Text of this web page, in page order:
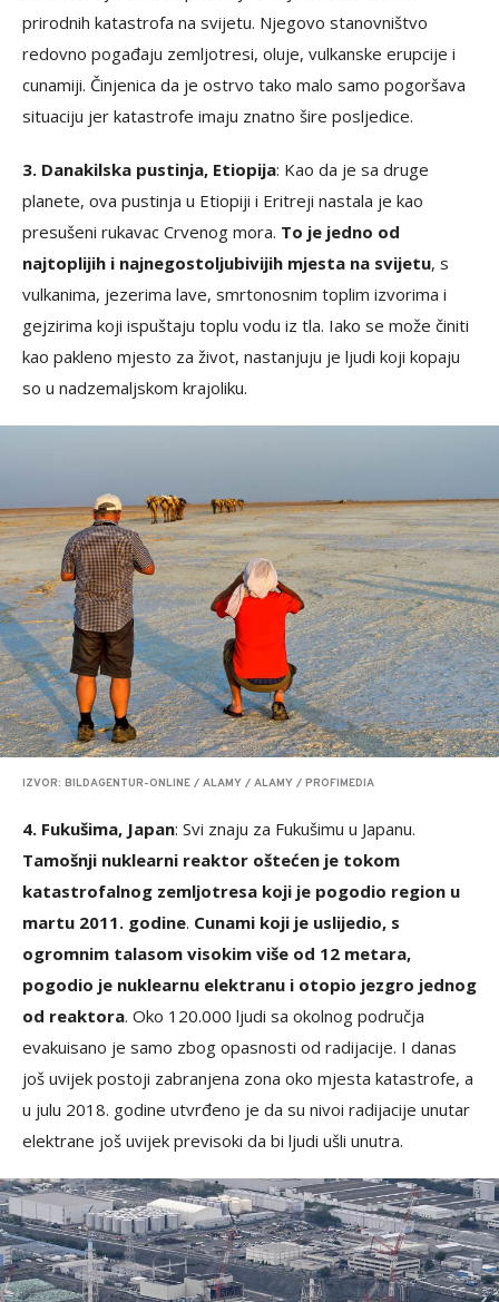
prirodnih katastrofa na svijetu. Njegovo stanovništvo
redovno pogađaju zemljotresi, oluje, vulkanske erupcije i
cunamiji. Činjenica da je ostrvo tako malo samo pogoršava
situaciju jer katastrofe imaju znatno šire posljedice.
3. Danakilska pustinja, Etiopija: Kao da je sa druge
planete, ova pustinja u Etiopiji i Eritreji nastala je kao
presušeni rukavac Crvenog mora. To je jedno od
najtoplijih i najnegostoljubivijih mjesta na svijetu, s
vulkanima, jezerima lave, smrtonosnim toplim izvorima i
gejzirima koji ispuštaju toplu vodu iz tla. Iako se može činiti
kao pakleno mjesto za život, nastanjuju je ljudi koji kopaju
so u nadzemaljskom krajoliku.
IZVOR: BILDAGENTUR-ONLINE / ALAMY / ALAMY / PROFIMEDIA
4. Fukušima, Japan: Svi znaju za Fukušimu u Japanu.
Tamošnji nuklearni reaktor oštećen je tokom
katastrofalnog zemljotresa koji je pogodio region u
martu 2011. godine. Cunami koji je uslijedio, s
ogromnim talasom visokim više od 12 metara,
pogodio je nuklearnu elektranu i otopio jezgro jednog
od reaktora. Oko 120.000 ljudi sa okolnog područja
evakuisano je samo zbog opasnosti od radijacije. I danas
još uvijek postoji zabranjena zona oko mjesta katastrofe, a
u julu 2018. godine utvrđeno je da su nivoi radijacije unutar
elektrane još uvijek previsoki da bi ljudi ušli unutra.